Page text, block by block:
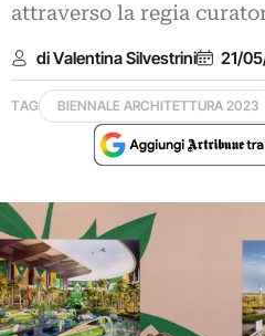
attraverso la regia
di Valentina Silvestrini 21/
TAG BIENNALE ARCHITETTURA 2023